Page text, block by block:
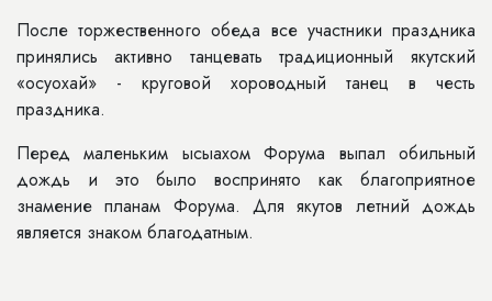
После торжественного обеда все участники праздника
принялись активно танцевать традиционный якутский
«осуохай» - круговой хороводный танец в честь
праздника.
Перед маленьким ысыахом Форума выпал обильный
дождь и это было воспринято как благоприятное
знамение планам Форума. Для якутов летний дождь
является знаком благодатным.